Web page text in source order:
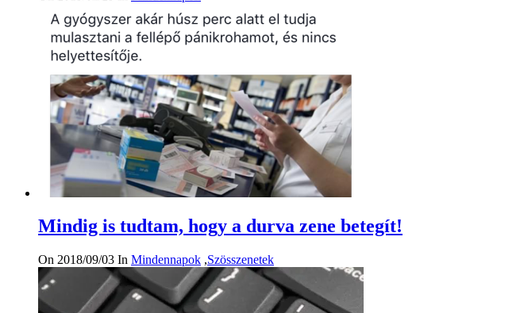
Mindig is tudtam, hogy a durva zene betegít!
On 2018/09/03 In Mindennapok ,Szösszenetek